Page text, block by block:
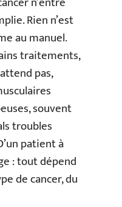
Rien n’est
au manuel.
traitements,
pas,
souvent
troubles
patient à
: tout dépend
de cancer, du